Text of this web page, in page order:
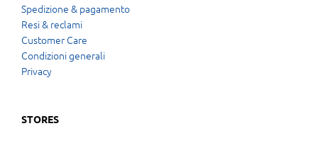
Spedizione & pagamento
Resi & reclami
Customer Care
Condizioni generali
Privacy
STORES